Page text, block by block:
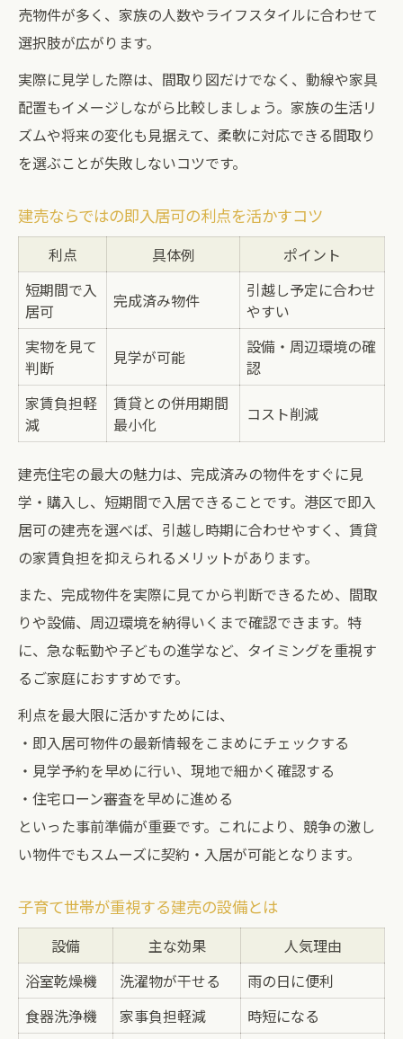
売物件が多く、家族の人数やライフスタイルに合わせて
選択肢が広がります。
実際に見学した際は、間取り図だけでなく、動線や家具
配置もイメージしながら比較しましょう。家族の生活リ
ズムや将来の変化も見据えて、柔軟に対応できる間取り
を選ぶことが失敗しないコツです。
建売ならではの即入居可の利点を活かすコツ
利点 具体例
ポイント
短期間で入
居可
完成済み物件
引越し予定に合わせ
やすい
実物を見て
判断
見学が可能
設備・周辺環境の確
認
家賃負担軽
減
賃貸との併用期間
最小化
コスト削減
建売住宅の最大の魅力は、完成済みの物件をすぐに見
学・購入し、短期間で入居できることです。港区で即入
居可の建売を選べば、引越し時期に合わせやすく、賃貸
の家賃負担を抑えられるメリットがあります。
また、完成物件を実際に見てから判断できるため、間取
りや設備、周辺環境を納得いくまで確認できます。特
に、急な転勤や子どもの進学など、タイミングを重視す
るご家庭におすすめです。
利点を最大限に活かすためには、
・即入居可物件の最新情報をこまめにチェックする
・見学予約を早めに行い、現地で細かく確認する
・住宅ローン審査を早めに進める
といった事前準備が重要です。これにより、競争の激し
い物件でもスムーズに契約・入居が可能となります。
子育て世帯が重視する建売の設備とは
設備 主な効果
人気理由
浴室乾燥機
洗濯物が干せる
雨の日に便利
食器洗浄機
家事負担軽減
時短になる